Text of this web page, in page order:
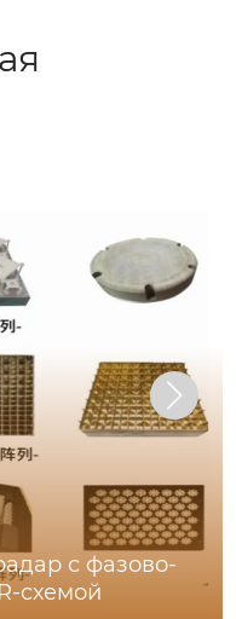
с фазово-
схемой